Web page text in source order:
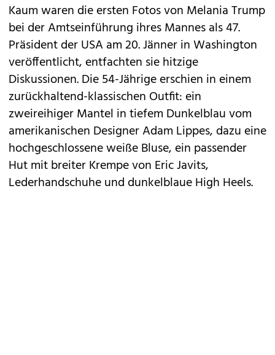
Kaum waren die ersten Fotos von Melania Trump
bei derAmtseinführung ihres Mannes als47.
Präsident der USAam 20. Jänner in Washington
veröffentlicht, entfachten sie hitzige
Diskussionen. Die 54-Jährige erschien in einem
zurückhaltend-klassischen Outfit: ein
zweireihiger Mantel in tiefem Dunkelblau vom
amerikanischen Designer Adam Lippes, dazu eine
hochgeschlossene weiße Bluse, ein passender
Hut mit breiter Krempe von Eric Javits,
Lederhandschuhe und dunkelblaue High Heels.